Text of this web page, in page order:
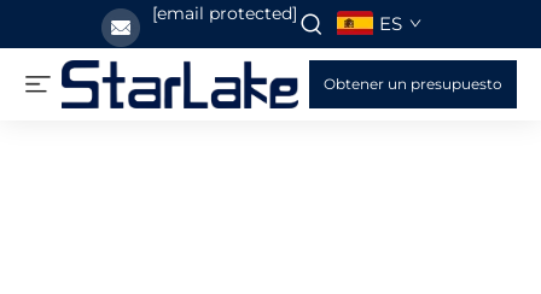
[email protected] ES
Obtener un presupuesto